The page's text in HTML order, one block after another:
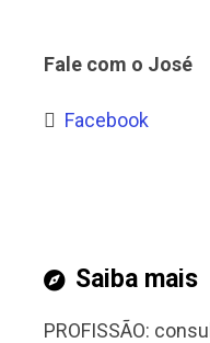
Fale com o José
Facebook
Saiba mais
PROFISSÃO: